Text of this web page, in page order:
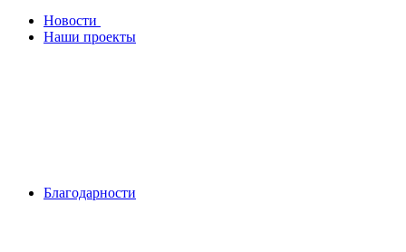
Новости
Наши проекты
Благодарности